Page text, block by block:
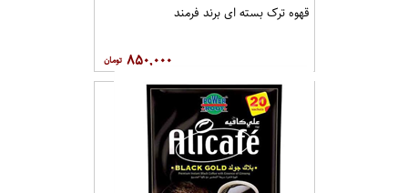
قهوه ترک بسته ای برند فرمند
۸۵۰,۰۰۰